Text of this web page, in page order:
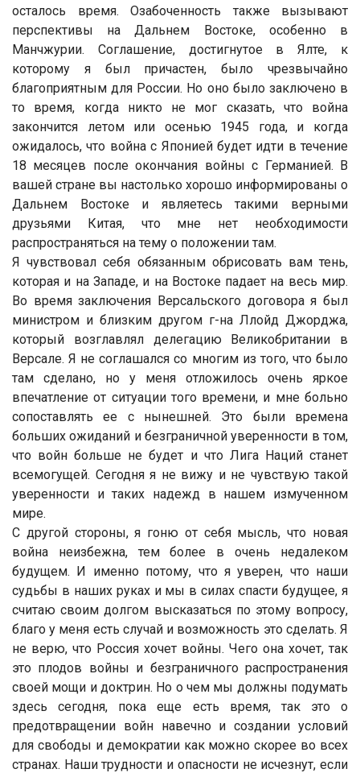
осталось время. Озабоченность также вызывают
перспективы на Дальнем Востоке, особенно в
Манчжурии. Соглашение, достигнутое в Ялте, к
которому я был причастен, было чрезвычайно
благоприятным для России. Но оно было заключено в
то время, когда никто не мог сказать, что война
закончится летом или осенью 1945 года, и когда
ожидалось, что война с Японией будет идти в течение
18 месяцев после окончания войны с Германией. В
вашей стране вы настолько хорошо информированы о
Дальнем Востоке и являетесь такими верными
друзьями Китая, что мне нет необходимости
распространяться на тему о положении там.
Я чувствовал себя обязанным обрисовать вам тень,
которая и на Западе, и на Востоке падает на весь мир.
Во время заключения Версальского договора я был
министром и близким другом г-на Ллойд Джорджа,
который возглавлял делегацию Великобритании в
Версале. Я не соглашался со многим из того, что было
там сделано, но у меня отложилось очень яркое
впечатление от ситуации того времени, и мне больно
сопоставлять ее с нынешней. Это были времена
больших ожиданий и безграничной уверенности в том,
что войн больше не будет и что Лига Наций станет
всемогущей. Сегодня я не вижу и не чувствую такой
уверенности и таких надежд в нашем измученном
мире.
С другой стороны, я гоню от себя мысль, что новая
война неизбежна, тем более в очень недалеком
будущем. И именно потому, что я уверен, что наши
судьбы в наших руках и мы в силах спасти будущее, я
считаю своим долгом высказаться по этому вопросу,
благо у меня есть случай и возможность это сделать. Я
не верю, что Россия хочет войны. Чего она хочет, так
это плодов войны и безграничного распространения
своей мощи и доктрин. Но о чем мы должны подумать
здесь сегодня, пока еще есть время, так это о
предотвращении войн навечно и создании условий
для свободы и демократии как можно скорее во всех
странах. Наши трудности и опасности не исчезнут, если